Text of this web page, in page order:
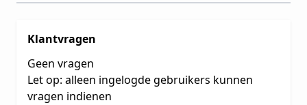
Klantvragen
Geen vragen
Let op: alleen ingelogde gebruikers kunnen
vragen indienen